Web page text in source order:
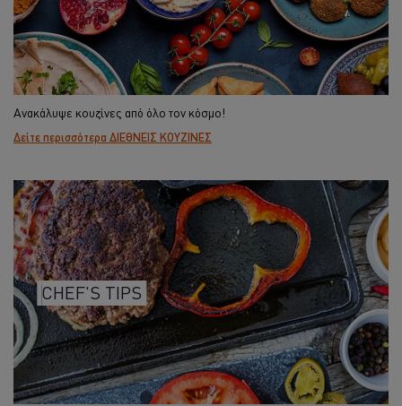
Ανακάλυψε κουζίνες από όλο τον κόσμο!
Δείτε περισσότερα ΔΙΕΘΝΕΙΣ ΚΟΥΖΙΝΕΣ
CHEF'S TIPS